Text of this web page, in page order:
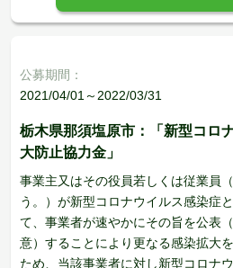
公募期間：
2021/04/01～2022/03/31
栃木県那須塩原市：「新型コロ
大防止協力金」
事業主又はその役員若しくは従業員
う。）が新型コロナウイルス感染症
て、事業者が速やかにその旨を公表
意）することにより更なる感染拡大
ため、当該事業者に対し新型コロナ